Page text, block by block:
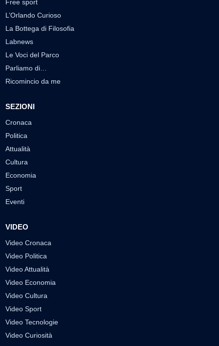
Free sport
L’Orlando Curioso
La Bottega di Filosofia
Labnews
Le Voci del Parco
Parliamo di…
Ricomincio da me
SEZIONI
Cronaca
Politica
Attualità
Cultura
Economia
Sport
Eventi
VIDEO
Video Cronaca
Video Politica
Video Attualità
Video Economia
Video Cultura
Video Sport
Video Tecnologie
Video Curiosità